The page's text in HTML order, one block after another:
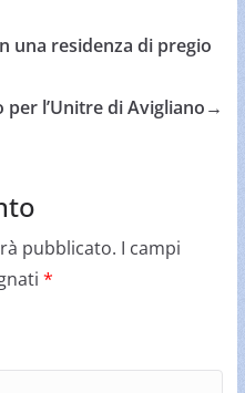
una residenza di pregio
per l’Unitre di Avigliano→
pubblicato. I campi
*